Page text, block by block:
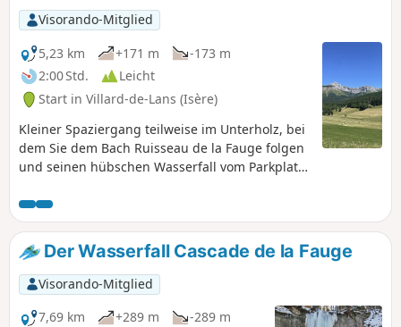
Visorando-Mitglied
5,23 km
+171 m
-173 m
2:00 Std.
Leicht
Start in Villard-de-Lans (Isère)
Kleiner Spaziergang teilweise im Unterholz, bei
dem Sie dem Bach Ruisseau de la Fauge folgen
und seinen hübschen Wasserfall vom Parkplatz
auch vom Parkplatz Clos aus starten, wodurch
sich die Länge der Wanderung verkürzt und Sie
den asphaltierten und sonnigen Teil vermeiden
(allerdings ohne das schöne Panorama...).
Der Wasserfall Cascade de la Fauge
Visorando-Mitglied
7,69 km
+289 m
-289 m